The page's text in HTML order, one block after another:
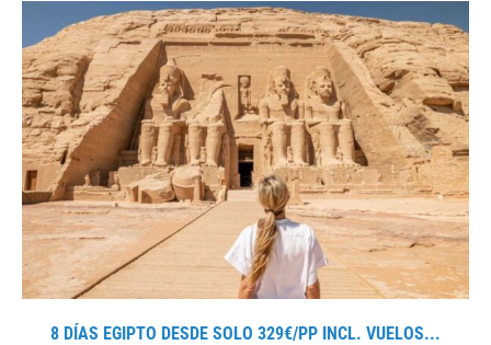
8 DÍAS EGIPTO DESDE SOLO 329€/PP INCL. VUELOS...